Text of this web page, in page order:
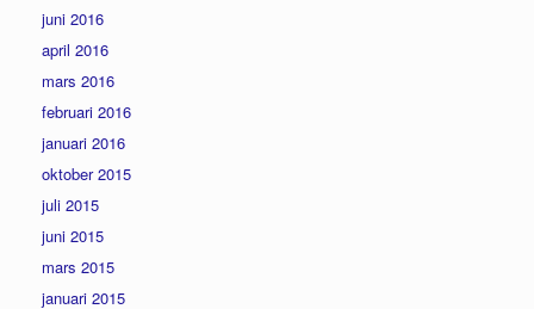
juni 2016
april 2016
mars 2016
februari 2016
januari 2016
oktober 2015
juli 2015
juni 2015
mars 2015
januari 2015